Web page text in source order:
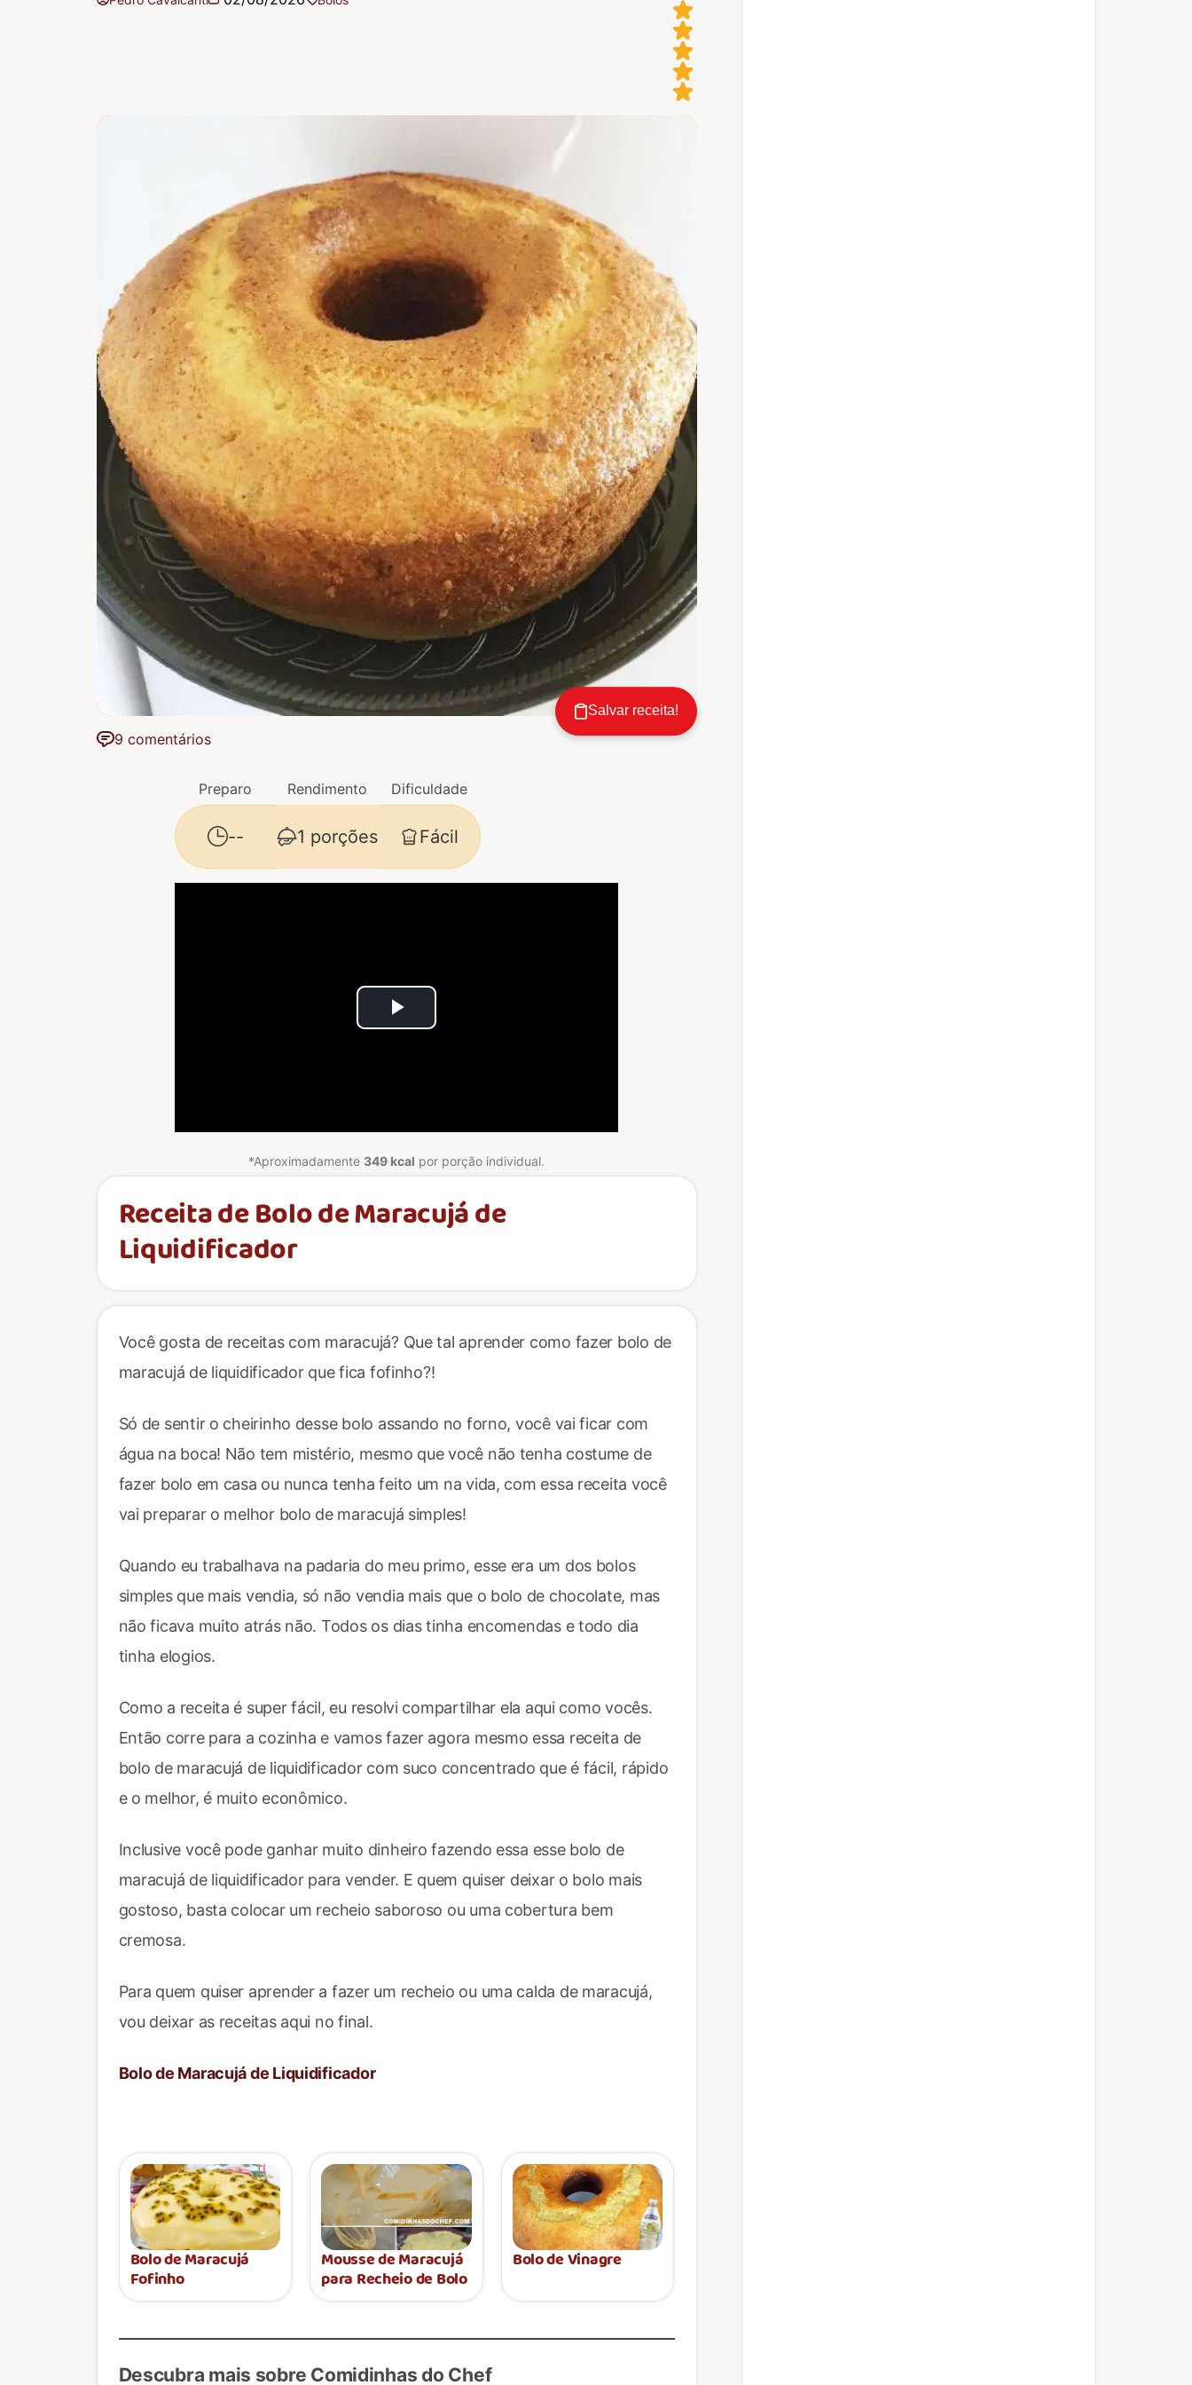
9 comentários
Salvar receita!
Preparo Rendimento Dificuldade
-- 1 porções Fácil
Play
*Aproximadamente 349 kcal por porção individual.
Receita de Bolo de Maracujá de
Liquidificador
Você gosta de receitas com maracujá? Que tal aprender como fazer bolo de
maracujá de liquidificador que fica fofinho?!
Só de sentir o cheirinho desse bolo assando no forno, você vai ficar com
água na boca! Não tem mistério, mesmo que você não tenha costume de
fazer bolo em casa ou nunca tenha feito um na vida, com essa receita você
vai preparar o melhor bolo de maracujá simples!
Quando eu trabalhava na padaria do meu primo, esse era um dos bolos
simples que mais vendia, só não vendia mais que o bolo de chocolate, mas
não ficava muito atrás não. Todos os dias tinha encomendas e todo dia
tinha elogios.
Como a receita é super fácil, eu resolvi compartilhar ela aqui como vocês.
Então corre para a cozinha e vamos fazer agora mesmo essa receita de
bolo de maracujá de liquidificador com suco concentrado que é fácil, rápido
e o melhor, é muito econômico.
Inclusive você pode ganhar muito dinheiro fazendo essa esse bolo de
maracujá de liquidificador para vender. E quem quiser deixar o bolo mais
gostoso, basta colocar um recheio saboroso ou uma cobertura bem
cremosa.
Para quem quiser aprender a fazer um recheio ou uma calda de maracujá,
vou deixar as receitas aqui no final.
Bolo de Maracujá de Liquidificador
Bolo de Maracujá
Fofinho
Mousse de Maracujá
para Recheio de Bolo
Bolo de Vinagre
Descubra mais sobre Comidinhas do Chef